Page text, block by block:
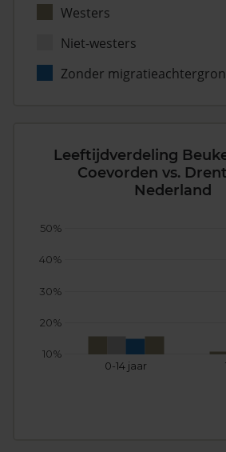
Westers
Niet-westers
Zonder
Leeftijdverdeling
Coevorden vs.
Nederland
0-14 jaar
10%
20%
30%
40%
50%